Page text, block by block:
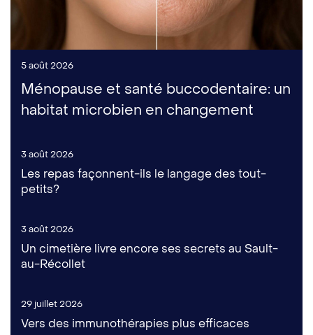
5 août 2026
Ménopause et santé buccodentaire: un
habitat microbien en changement
3 août 2026
Les repas façonnent-ils le langage des tout-
petits?
3 août 2026
Un cimetière livre encore ses secrets au Sault-
au-Récollet
29 juillet 2026
Vers des immunothérapies plus efficaces